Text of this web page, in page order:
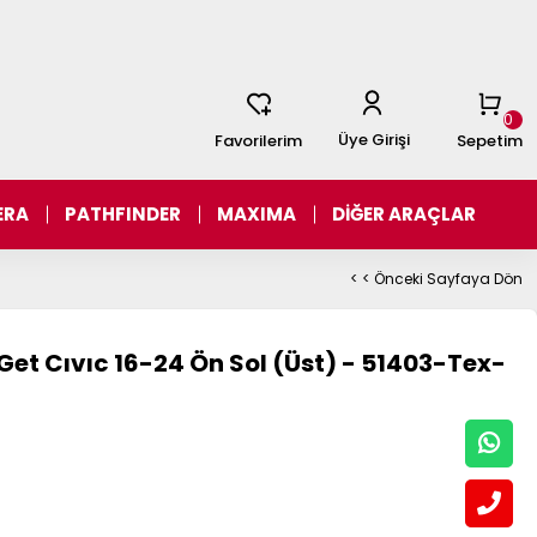
Sepetim
0
Favorilerim
Üye Girişi
PATHFINDER MAXIMA DİĞER ARAÇLAR
< < Önceki Sayfaya Dön
Cıvıc 16-24 Ön Sol (Üst) - 51403-Tex-